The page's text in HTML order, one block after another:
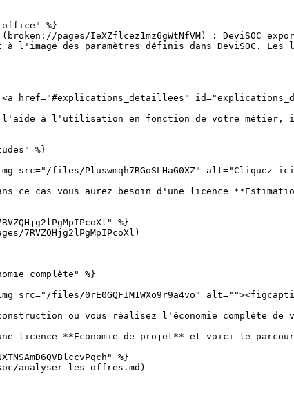
%}
pages/IeXZflcez1mz6gWtNfVM) : DeviSOC
à l'image des paramètres définis dans DeviSOC.
href="#explications_detaillees"
l'aide à l'utilisation en fonction de votre
%}
src="/files/Pluswmqh7RGoSLHaG0XZ" alt="Cliquez
ce cas vous aurez besoin d'une licence
%}
7RVZQHjg2lPgMpIPcoXl)
complète" %}
src="/files/0rE0GQFIM1WXo9r9a4vo"
ou vous réalisez l'économie complète
licence **Economie de projet** et voici le
%}
analyser-les-offres.md)